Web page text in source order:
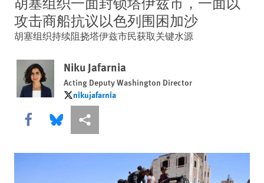
攻击商船抗议以色列围困加沙
胡塞组织持续阻挠塔伊兹市民获取关键水源
Niku Jafarnia
Acting Deputy Washington Director
nikujafarnia
nikujafarnia
Share this via Facebook
Share this via Bluesky
More sharing options